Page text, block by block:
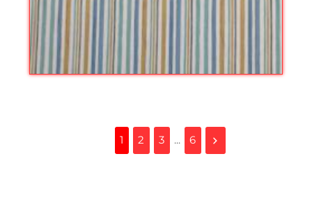
1 2 3 ... 6